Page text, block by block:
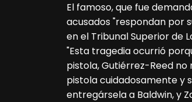
El famoso, que fue
acusados "respondan por
en el Tribunal Superior de
"Esta tragedia ocurrió
pistola, Gutiérrez-Reed no
pistola cuidadosamente y
entregársela a Baldwin, y